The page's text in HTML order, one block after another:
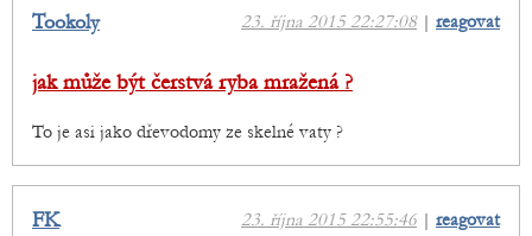
23. října 2015 22:27:08| reagovat
Tookoly
jak může být čerstvá ryba mražená ?
To je asi jako dřevodomy ze skelné vaty ?
23. října 2015 22:55:46 | reagovat
FK